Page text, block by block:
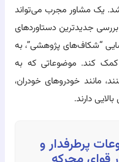
یک مشاور مجرب می‌تواند
جدیدترین دستاوردهای
“شکاف‌های پژوهشی”، به
کند. موضوعاتی که به
مانند خودروهای خودران،
دارند.
پرطرفدار و